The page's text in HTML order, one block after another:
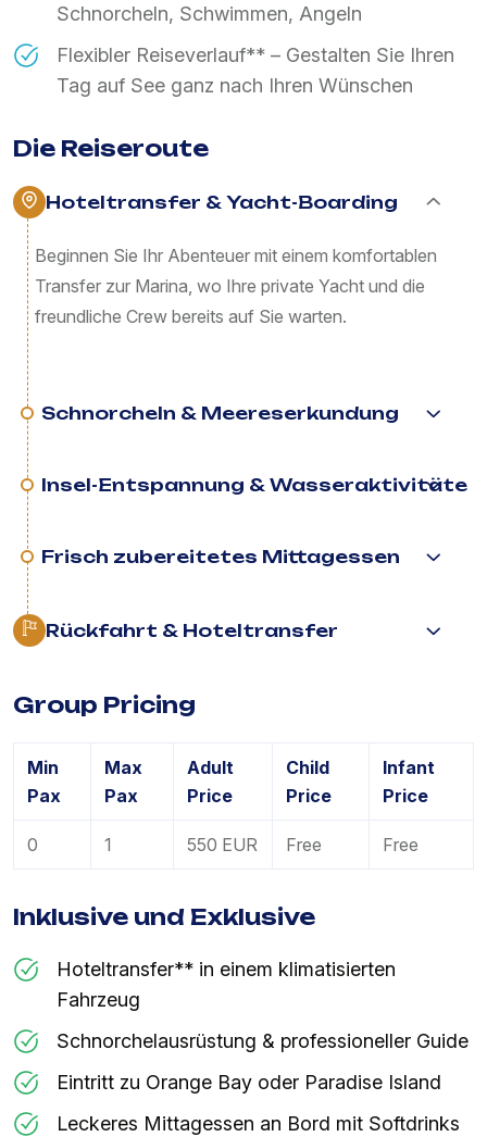
Schnorcheln, Schwimmen, Angeln
Flexibler Reiseverlauf** – Gestalten Sie Ihren
Tag auf See ganz nach Ihren Wünschen
Die Reiseroute
Hoteltransfer & Yacht-Boarding
Beginnen Sie Ihr Abenteuer mit einem komfortablen
Transfer zur Marina, wo Ihre private Yacht und die
freundliche Crew bereits auf Sie warten.
Schnorcheln & Meereserkundung
Insel-Entspannung & Wasseraktivitäte
Frisch zubereitetes Mittagessen
Rückfahrt & Hoteltransfer
Group Pricing
Min
Pax
Max
Pax
Adult
Price
Child
Price
Infant
Price
0 1 550 EUR Free Free
Inklusive und Exklusive
Hoteltransfer** in einem klimatisierten
Fahrzeug
Schnorchelausrüstung & professioneller Guide
Eintritt zu Orange Bay oder Paradise Island
Leckeres Mittagessen an Bord mit Softdrinks